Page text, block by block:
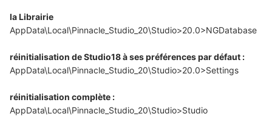
la Librairie
AppData\Local\Pinnacle_Studio_20\Studio>20.0>NGDatabase
réinitialisation de Studio18 à ses préférences par défaut :
AppData\Local\Pinnacle_Studio_20\Studio>20.0>Settings
réinitialisation complète :
AppData\Local\Pinnacle_Studio_20\Studio>Studio